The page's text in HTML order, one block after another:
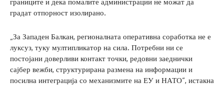
градат отпорност изолирано.
„За Западен Балкан, регионалната оперативна соработка не е
луксуз, туку мултипликатор на сила. Потребни ни се
постојани доверливи контакт точки, редовни заеднички
сајбер вежби, структурирана размена на информации и
посилна интеграција со механизмите на ЕУ и НАТО“, истакна